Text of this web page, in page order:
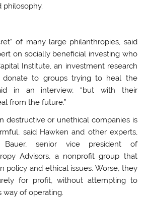
philosophy.
of many large philanthropies, said
on socially beneficial investing who
Institute, an investment research
donate to groups trying to heal the
in an interview, “but with their
from the future.”
destructive or unethical companies is
said Hawken and other experts,
Bauer, senior vice president of
Advisors, a nonprofit group that
policy and ethical issues. Worse, they
for profit, without attempting to
way of operating.